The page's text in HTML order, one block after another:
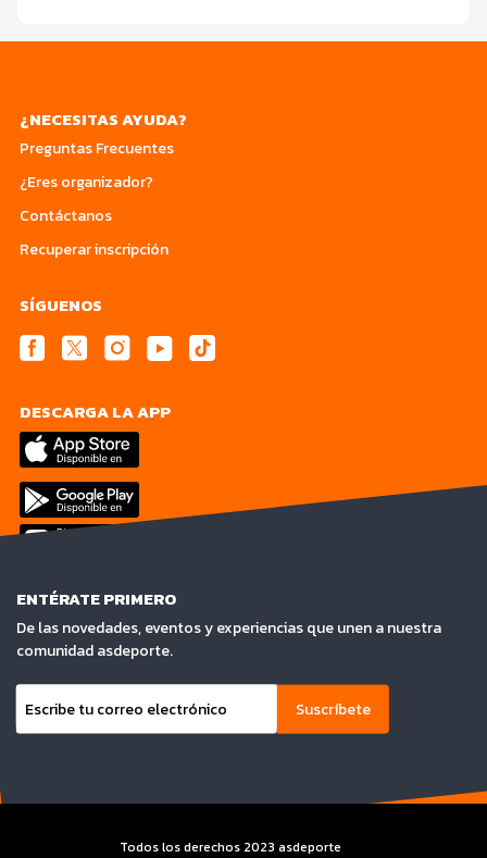
¿NECESITAS AYUDA?
Preguntas Frecuentes
¿Eres organizador?
Contáctanos
Recuperar inscripción
SÍGUENOS
DESCARGA LA APP
ENTÉRATE PRIMERO
De las novedades, eventos y experiencias que unen a nuestra
comunidad asdeporte.
Suscríbete
Todos los derechos 2023 asdeporte